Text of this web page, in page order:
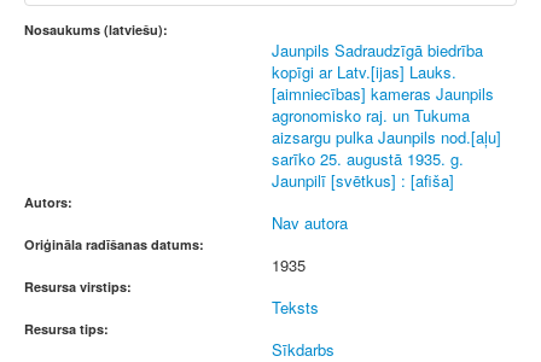
Nosaukums (latviešu):
Jaunpils Sadraudzīgā biedrība
kopīgi ar Latv.[ijas] Lauks.
[aimniecības] kameras Jaunpils
agronomisko raj. un Tukuma
aizsargu pulka Jaunpils nod.[aļu]
sarīko 25. augustā 1935. g.
Jaunpilī [svētkus] : [afiša]
Autors:
Nav autora
Oriģināla radīšanas datums:
1935
Resursa virstips:
Teksts
Resursa tips:
Sīkdarbs